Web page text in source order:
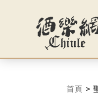
首頁 >